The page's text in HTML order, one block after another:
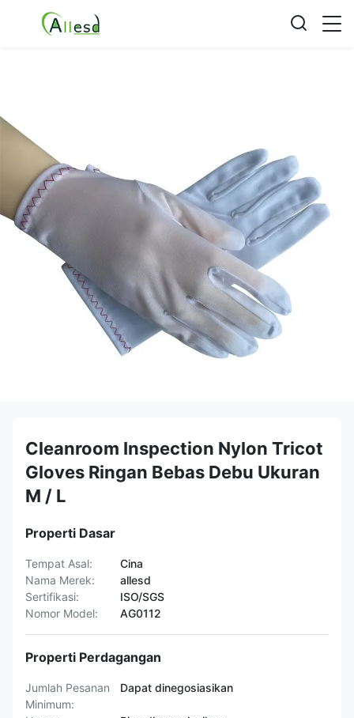
Cleanroom Inspection Nylon Tricot
Gloves Ringan Bebas Debu Ukuran
M / L
Properti Dasar
Tempat Asal:
Cina
Nama Merek:
allesd
Sertifikasi:
ISO/SGS
Nomor Model:
AG0112
Properti Perdagangan
Jumlah Pesanan
Minimum:
Dapat dinegosiasikan